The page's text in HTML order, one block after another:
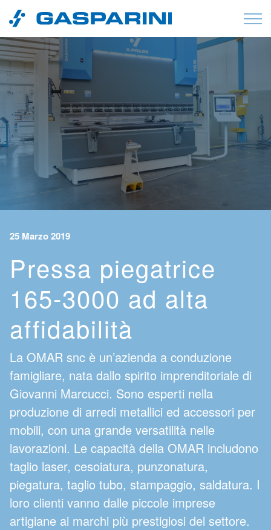
Vai al contenuto
25 Marzo 2019
Pressa piegatrice
165-3000 ad alta
affidabilità
La OMAR snc è un’azienda a conduzione
famigliare, nata dallo spirito imprenditoriale di
Giovanni Marcucci. Sono esperti nella
produzione di arredi metallici ed accessori per
mobili, con una grande versatilità nelle
lavorazioni. Le capacità della OMAR includono
taglio laser, cesoiatura, punzonatura,
piegatura, taglio tubo, stampaggio, saldatura. I
loro clienti vanno dalle piccole imprese
artigiane ai marchi più prestigiosi del settore.